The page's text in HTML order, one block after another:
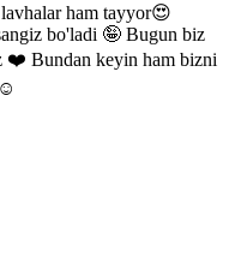
ham tayyor😍
bo'ladi 🤪 Bugun biz
❤️ Bundan keyin ham bizni